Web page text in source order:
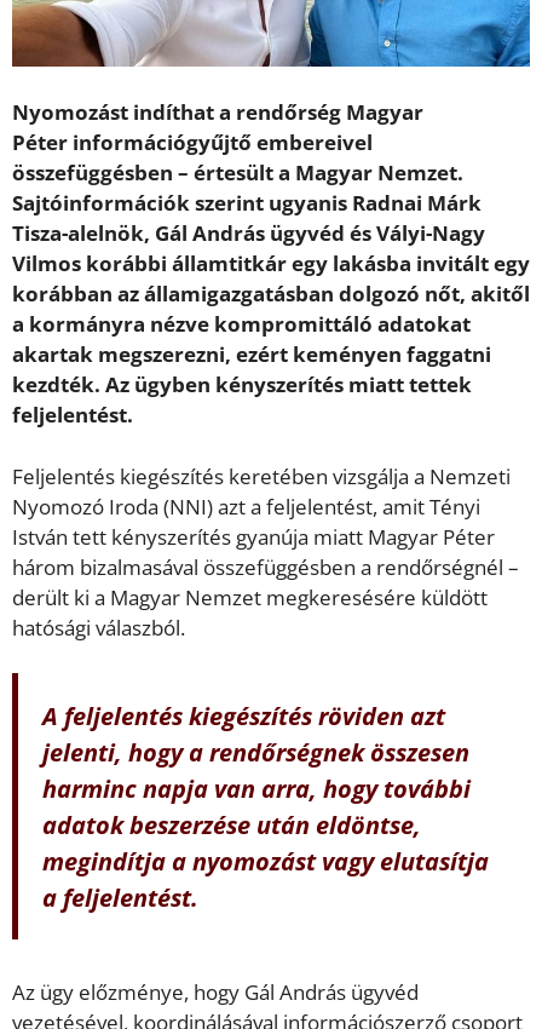
Nyomozást indíthat a rendőrség Magyar
Péter információgyűjtő embereivel
összefüggésben – értesült a Magyar Nemzet.
Sajtóinformációk szerint ugyanis Radnai Márk
Tisza-alelnök, Gál András ügyvéd és Vályi-Nagy
Vilmos korábbi államtitkár egy lakásba invitált egy
korábban az államigazgatásban dolgozó nőt, akitől
a kormányra nézve kompromittáló adatokat
akartak megszerezni, ezért keményen faggatni
kezdték. Az ügyben kényszerítés miatt tettek
feljelentést.
Feljelentés kiegészítés keretében vizsgálja a Nemzeti
Nyomozó Iroda (NNI) azt a feljelentést, amit Tényi
István tett kényszerítés gyanúja miatt Magyar Péter
három bizalmasával összefüggésben a rendőrségnél –
derült ki a Magyar Nemzet megkeresésére küldött
hatósági válaszból.
A feljelentés kiegészítés röviden azt
jelenti, hogy a rendőrségnek összesen
harminc napja van arra, hogy további
adatok beszerzése után eldöntse,
megindítja a nyomozást vagy elutasítja
a feljelentést.
Az ügy előzménye, hogy Gál András ügyvéd
vezetésével, koordinálásával információszerző csoport